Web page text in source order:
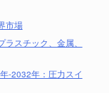
市場
スチック、金属、
-2032年：圧力スイ